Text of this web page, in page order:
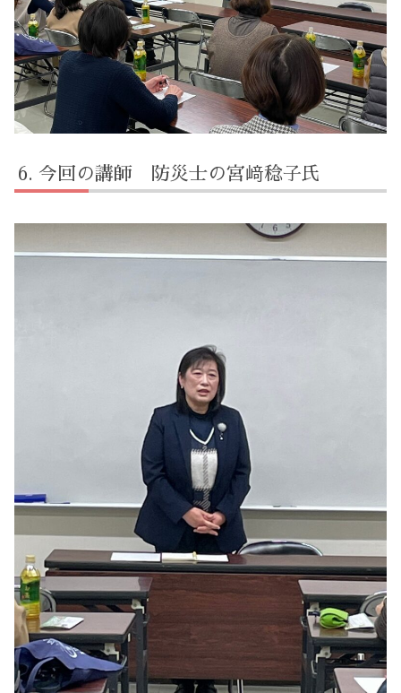
今回の講師 防災士の宮﨑稔子氏